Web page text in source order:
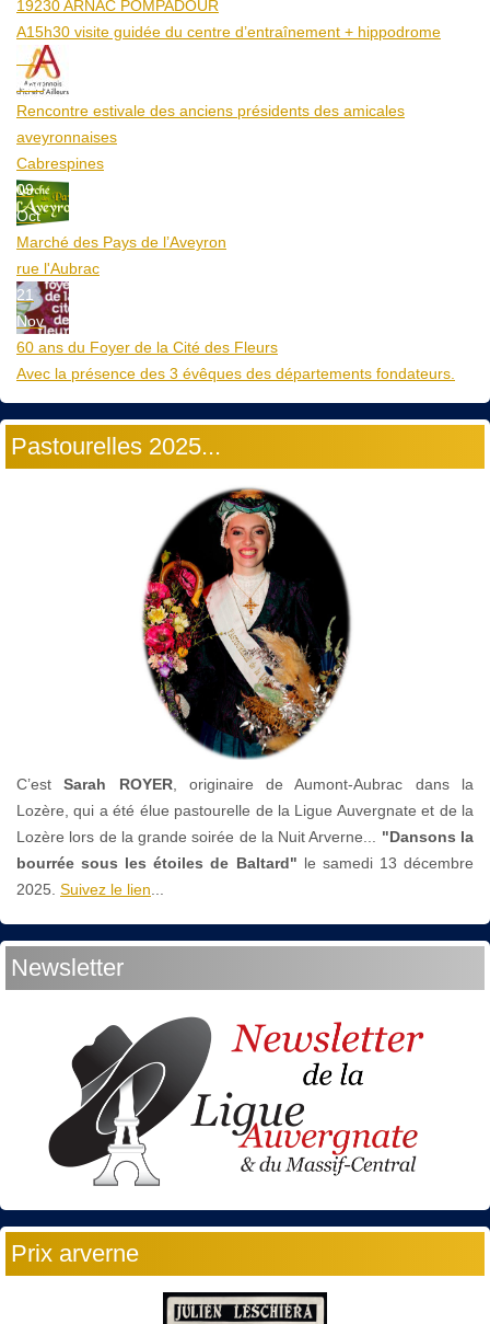
19230 ARNAC POMPADOUR
A15h30 visite guidée du centre d’entraînement + hippodrome
25
Aoû
Rencontre estivale des anciens présidents des amicales
aveyronnaises
Cabrespines
09
Oct
Marché des Pays de l’Aveyron
rue l'Aubrac
21
Nov
60 ans du Foyer de la Cité des Fleurs
Avec la présence des 3 évêques des départements fondateurs.
Pastourelles 2025...
C’estSarah ROYER, originaire de Aumont-Aubrac dans la
Lozère, qui a été élue pastourelle de la Ligue Auvergnate et de la
Lozère lors de la grande soirée de la Nuit Arverne...
"Dansons la
bourrée sous les étoiles de Baltard" le samedi 13 décembre
2025. Suivez le lien
Newsletter
Prix arverne